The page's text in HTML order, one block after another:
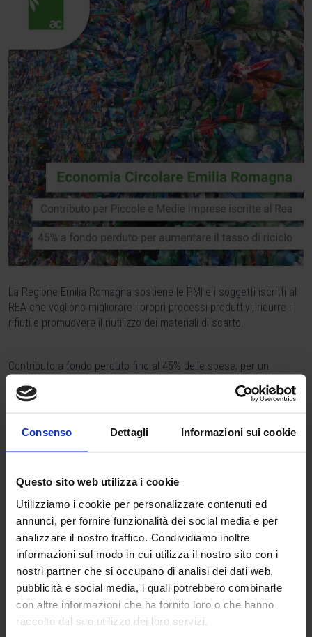
Consenso Dettagli Informazioni sui cookie
Questo sito web utilizza i cookie
Utilizziamo i cookie per personalizzare contenuti ed
annunci, per fornire funzionalità dei social media e per
analizzare il nostro traffico. Condividiamo inoltre
informazioni sul modo in cui utilizza il nostro sito con i
nostri partner che si occupano di analisi dei dati web,
pubblicità e social media, i quali potrebbero combinarle
con altre informazioni che ha fornito loro o che hanno
raccolto dal suo utilizzo dei loro servizi.
La Regione Emilia Romagna sostiene le PMI e i soggetti iscritti al
REA che vogliono migliorare i propri processi produttivi, ridurre i
rifiuti e promuovere il riutilizzo dei materiali di scarto.
Contributo a fondo perduto fino al 45% delle spese, per un
consulenze specialistiche e opere murarie.
Un’occasione concreta per rendere la tua impresa più sostenibile
e competitiva.
Vuoi sapere come partecipare? Contattaci qui: Clicca qui per
contattarci.
Tags:
#ambico#contributi a fondo perduto#economia circolare
#Emilia Romagna
#Imprese #rifiuti